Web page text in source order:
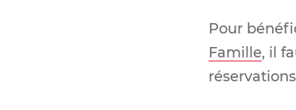
Pour
Famille, il